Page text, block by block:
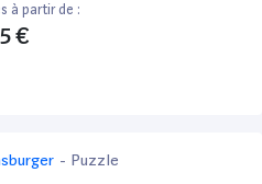
à partir de :
€
- Puzzle